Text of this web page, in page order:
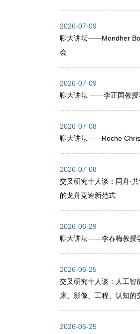
2026-07-09
聊大讲坛——Mondher
会
2026-07-09
聊大讲坛 ——李正国教授
2026-07-08
聊大讲坛——Roche
2026-07-08
交叉研究十人谈：同舟·
的龙舟竞速新范式
2026-06-29
聊大讲坛——李春梅教授
2026-06-25
交叉研究十人谈：人工
床、影像、工程、认知的
2026-06-25